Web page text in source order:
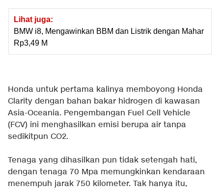
Lihat juga:
BMW i8, Mengawinkan BBM dan Listrik dengan Mahar
Rp3,49 M
Honda untuk pertama kalinya memboyong Honda
Clarity dengan bahan bakar hidrogen di kawasan
Asia-Oceania. Pengembangan Fuel Cell Vehicle
(FCV) ini menghasilkan emisi berupa air tanpa
sedikitpun CO2.
Tenaga yang dihasilkan pun tidak setengah hati,
dengan tenaga 70 Mpa memungkinkan kendaraan
menempuh jarak 750 kilometer. Tak hanya itu,